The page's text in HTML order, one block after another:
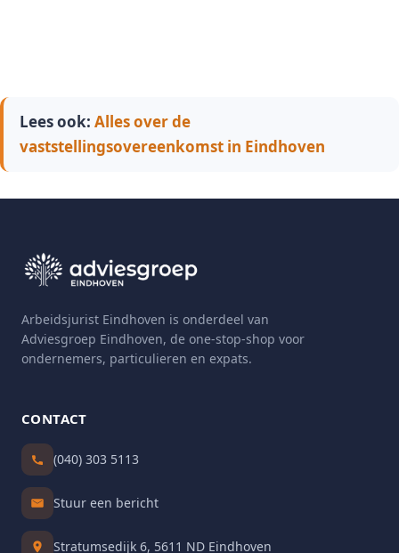
Lees ook: Alles over de
vaststellingsovereenkomst in Eindhoven
Arbeidsjurist Eindhoven is onderdeel van
Adviesgroep Eindhoven, de one-stop-shop voor
ondernemers, particulieren en expats.
CONTACT
(040) 303 5113
Stuur een bericht
Stratumsedijk 6, 5611 ND Eindhoven